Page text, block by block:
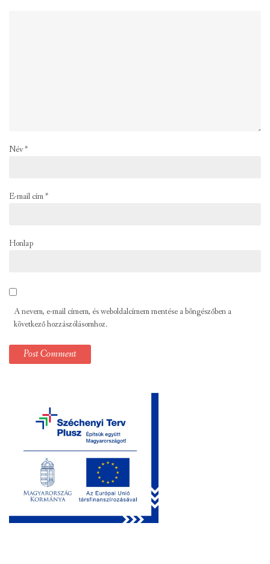
Név*
E-mail cím*
Honlap
A nevem, e-mail címem, és weboldalcímem mentése a böngészőben a
következő hozzászólásomhoz.